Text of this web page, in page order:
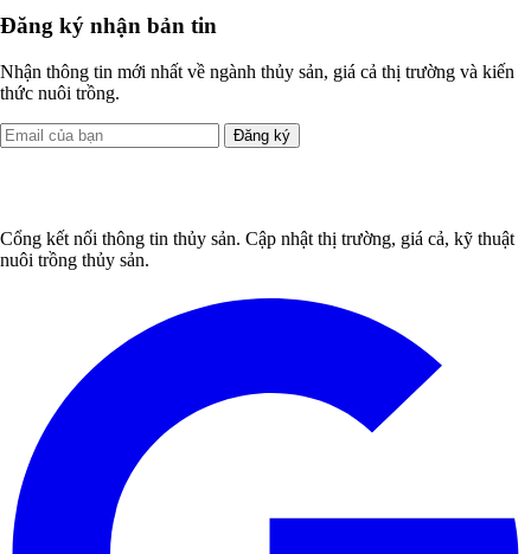
Đăng ký nhận bản tin
Nhận thông tin mới nhất về ngành thủy sản, giá cả thị trường và kiến
thức nuôi trồng.
Đăng ký
Cổng kết nối thông tin thủy sản. Cập nhật thị trường, giá cả, kỹ thuật
nuôi trồng thủy sản.